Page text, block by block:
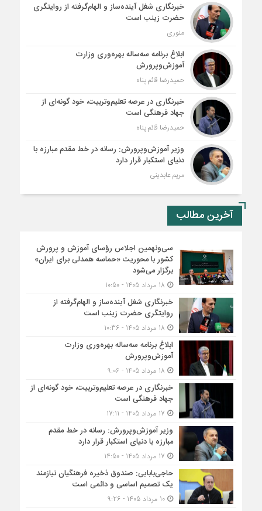
خبرنگاری شغل آینده‌ساز و الهام‌گرفته از روایتگری
حضرت زینب است
منوری
ابلاغ برنامه سه‌ساله بهره‌وری وزارت
آموزش‌وپرورش
حمیدرضا قائم پناه
خبرنگاری در عرصه تعلیم‌وتربیت، خود گونه‌ای از
جهاد فرهنگی است
حمیدرضا قائم پناه
وزیر آموزش‌وپرورش: رسانه در خط مقدم مبارزه با
دنیای استکبار قرار دارد
مریم عابدینی
آخرین مطالب
سی‌ونهمین اجلاس رؤسای آموزش و پرورش
کشور با محوریت «حماسه همدلی برای ایران»
برگزار می‌شود
خبرنگاری شغل آینده‌ساز و الهام‌گرفته از
روایتگری حضرت زینب است
ابلاغ برنامه سه‌ساله بهره‌وری وزارت
آموزش‌وپرورش
خبرنگاری در عرصه تعلیم‌وتربیت، خود گونه‌ای از
جهاد فرهنگی است
وزیر آموزش‌وپرورش: رسانه در خط مقدم
مبارزه با دنیای استکبار قرار دارد
حاجی‌بابایی: صندوق ذخیره فرهنگیان نیازمند
یک تصمیم اساسی و دائمی است
10 مرداد 1405 - 9:26